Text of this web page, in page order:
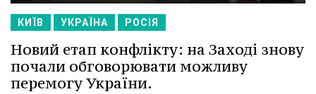
КИЇВ УКРАЇНА РОСІЯ
Новий етап конфлікту: на Заході знову
почали обговорювати можливу
перемогу України.